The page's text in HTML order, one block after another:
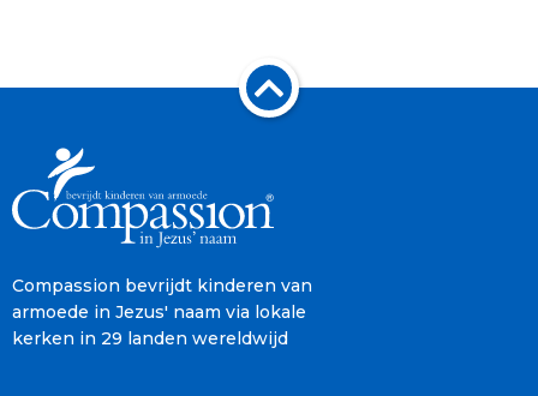
Compassion bevrijdt kinderen van
armoede in Jezus' naam via lokale
kerken in 29 landen wereldwijd